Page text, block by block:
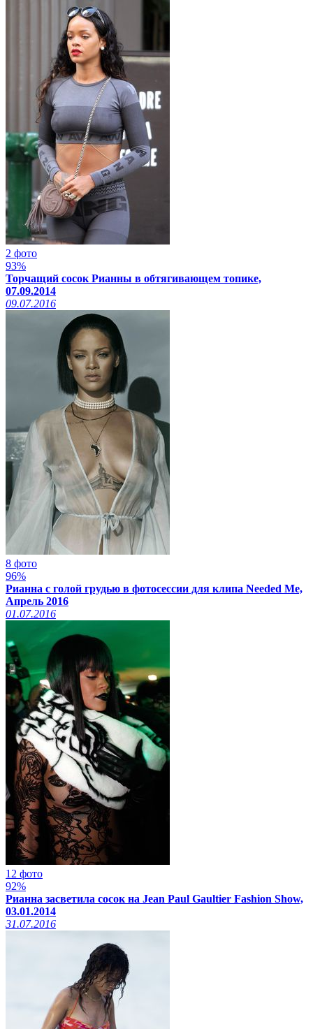
2 фото
93%
Торчащий сосок Рианны в обтягивающем топике,
07.09.2014
09.07.2016
8 фото
96%
Рианна с голой грудью в фотосессии для клипа Needed Me,
Апрель 2016
01.07.2016
12 фото
92%
Рианна засветила сосок на Jean Paul Gaultier Fashion Show,
03.01.2014
31.07.2016